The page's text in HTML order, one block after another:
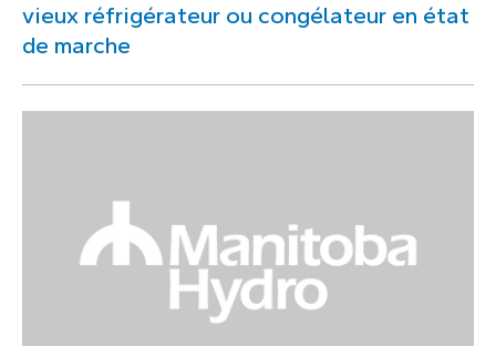
vieux réfrigérateur ou congélateur en état
de marche